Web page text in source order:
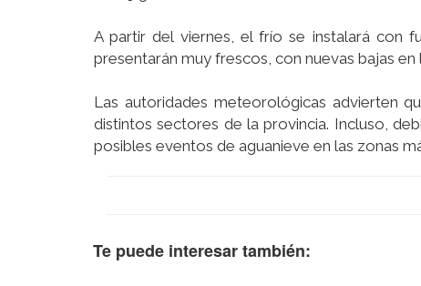
A partir del viernes, el frío se instalará con
presentarán muy frescos, con nuevas bajas
Las autoridades meteorológicas advierten
distintos sectores de la provincia. Incluso,
posibles eventos de aguanieve en las zonas
Te puede interesar también: